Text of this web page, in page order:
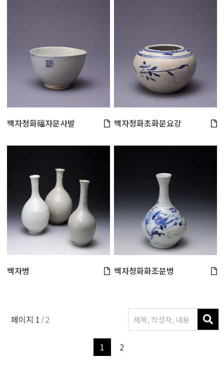
백자청화福자문사발 백자청화초화문요강
백자병 백자청화화조문병
페이지 1 2
1 2